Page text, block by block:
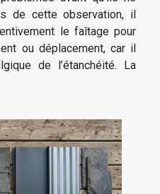
de cette observation, il
le faîtage pour
ou déplacement, car il
de l’étanchéité. La